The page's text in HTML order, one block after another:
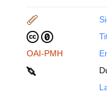
OAI-PMH